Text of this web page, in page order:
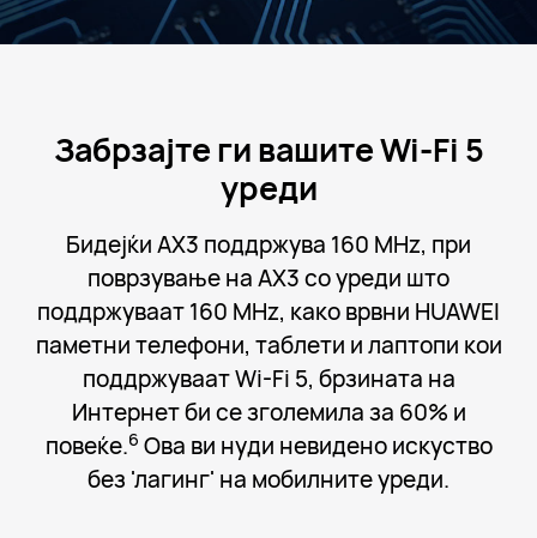
Забрзајте ги вашите Wi-Fi 5
уреди
Бидејќи AX3 поддржува 160 MHz, при
поврзување на AX3 со уреди што
поддржуваат 160 MHz, како врвни HUAWEI
паметни телефони, таблети и лаптопи кои
поддржуваат Wi-Fi 5, брзината на
Интернет би се зголемила за 60% и
повеќе.6 Ова ви нуди невидено искуство
без 'лагинг' на мобилните уреди.